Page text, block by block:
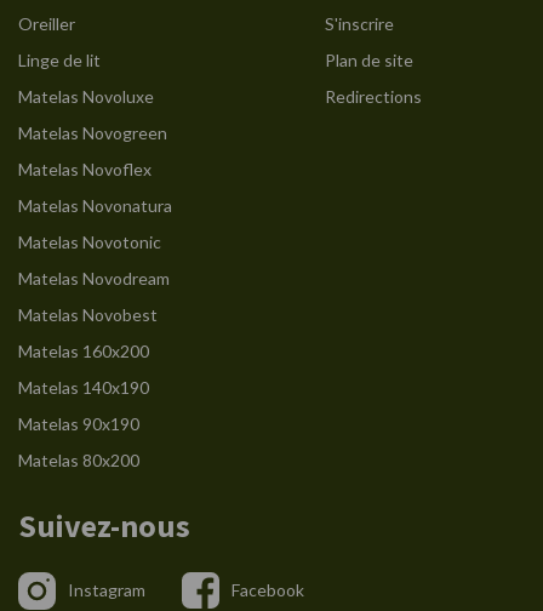
Oreiller
Linge de lit
Matelas Novoluxe
Matelas Novogreen
Matelas Novoflex
Matelas Novonatura
Matelas Novotonic
Matelas Novodream
Matelas Novobest
Matelas 160x200
Matelas 140x190
Matelas 90x190
Matelas 80x200
S'inscrire
Plan de site
Redirections
Suivez-nous
Instagram Facebook